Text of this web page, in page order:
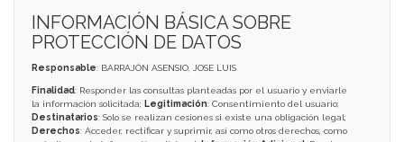
INFORMACIÓN BÁSICA SOBRE
PROTECCIÓN DE DATOS
Responsable: BARRAJÓN ASENSIO, JOSE LUIS
Finalidad: Responder las consultas planteadas por el usuario y enviarle
la información solicitada; Legitimación: Consentimiento del usuario;
Destinatarios: Solo se realizan cesiones si existe una obligación legal;
Derechos: Acceder, rectificar y suprimir, así como otros derechos, como